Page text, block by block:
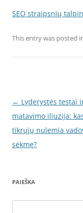
SEO straipsnių
This entry was posted
Post
navigation
← Lyderystės testai
matavimo iliuzija:
tikrųjų nulemia
sėkmę?
PAIEŠKA